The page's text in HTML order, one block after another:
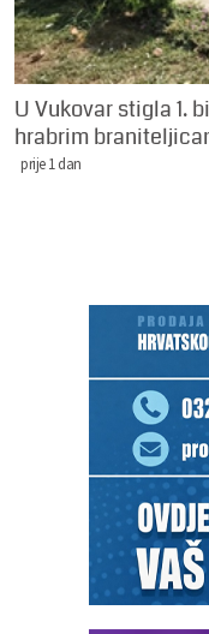
U Vukovar stigla 1.
hrabrim
prije 1 dan